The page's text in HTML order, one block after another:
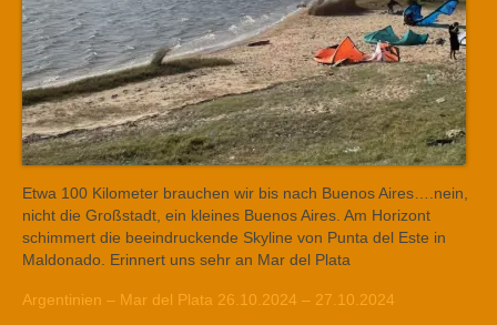
Etwa 100 Kilometer brauchen wir bis nach Buenos Aires….nein,
nicht die Großstadt, ein kleines Buenos Aires. Am Horizont
schimmert die beeindruckende Skyline von Punta del Este in
Maldonado. Erinnert uns sehr an Mar del Plata
Argentinien – Mar del Plata 26.10.2024 – 27.10.2024